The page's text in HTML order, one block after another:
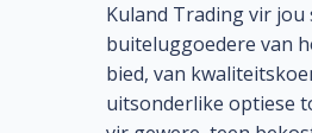
Kuland Trading vir jou
buiteluggoedere van
bied, van
uitsonderlike optiese